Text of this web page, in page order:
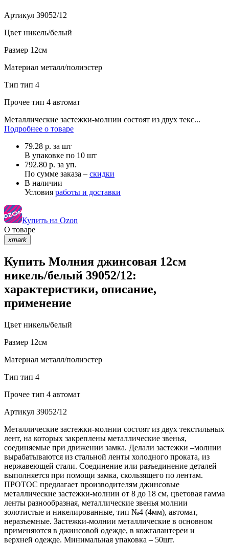
Артикул 39052/12
Цвет никель/белый
Размер 12см
Материал металл/полиэстер
Тип тип 4
Прочее тип 4 автомат
Металлические застежки-молнии состоят из двух текс...
Подробнее о товаре
79.28 р. за шт
В упаковке по 10 шт
792.80 р. за уп.
По сумме заказа – скидки
В наличии
Условия работы и доставки
Купить на Ozon
О товаре
xmark
Купить Молния джинсовая 12см
никель/белый 39052/12:
характеристики, описание,
применение
Цвет никель/белый
Размер 12см
Материал металл/полиэстер
Тип тип 4
Прочее тип 4 автомат
Артикул 39052/12
Металлические застежки-молнии состоят из двух текстильных
лент, на которых закреплены металлические звенья,
соединяемые при движении замка. Делали застежки –молнии
вырабатываются из стальной ленты холодного проката, из
нержавеющей стали. Соединение или разъединение деталей
выполняется при помощи замка, скользящего по лентам.
ПРОТОС предлагает производителям джинсовые
металлические застежки-молнии от 8 до 18 см, цветовая гамма
ленты разнообразная, металлические звенья молнии
золотистые и никелированные, тип №4 (4мм), автомат,
неразъемные. Застежки-молнии металлические в основном
применяются в джинсовой одежде, в кожгалантереи и
верхней одежде. Минимальная упаковка – 50шт.